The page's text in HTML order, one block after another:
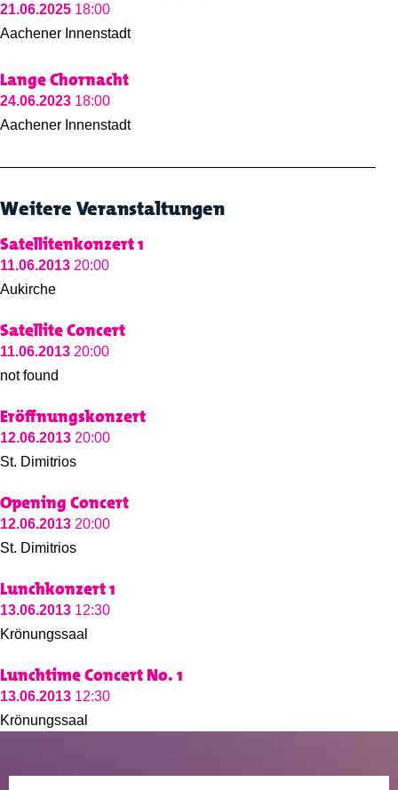
21.06.2025 18:00
Aachener Innenstadt
Lange Chornacht
24.06.2023 18:00
Aachener Innenstadt
Weitere Veranstaltungen
Satellitenkonzert 1
11.06.2013 20:00
Aukirche
Satellite Concert
11.06.2013 20:00
not found
Eröffnungskonzert
12.06.2013 20:00
St. Dimitrios
Opening Concert
12.06.2013 20:00
St. Dimitrios
Lunchkonzert 1
13.06.2013 12:30
Krönungssaal
Lunchtime Concert No. 1
13.06.2013 12:30
Krönungssaal